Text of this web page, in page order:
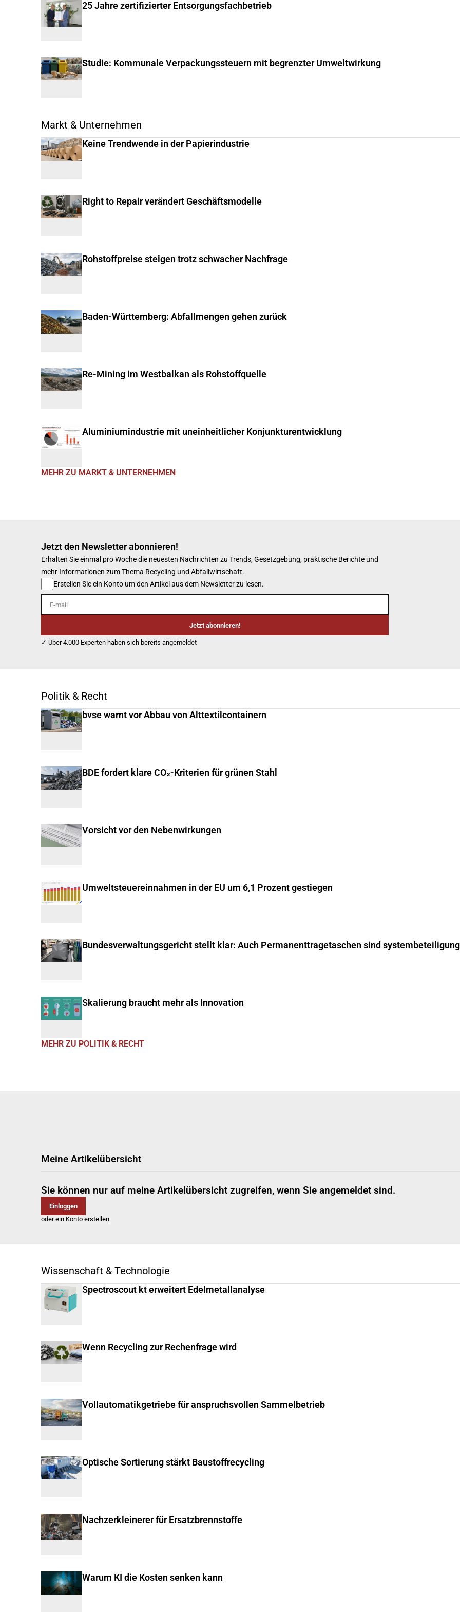
25 Jahre zertifizierter Entsorgungsfachbetrieb
Studie: Kommunale Verpackungssteuern mit begrenzter Umweltwirkung
Markt & Unternehmen
Keine Trendwende in der Papierindustrie
Right to Repair verändert Geschäftsmodelle
Rohstoffpreise steigen trotz schwacher Nachfrage
Baden-Württemberg: Abfallmengen gehen zurück
Re-Mining im Westbalkan als Rohstoffquelle
Aluminiumindustrie mit uneinheitlicher Konjunkturentwicklung
MEHR ZU MARKT & UNTERNEHMEN
Jetzt den Newsletter abonnieren!
Erhalten Sie einmal pro Woche die neuesten Nachrichten zu Trends, Gesetzgebung, praktische Berichte und
mehr Informationen zum Thema Recycling und Abfallwirtschaft.
Erstellen Sie ein Konto um den Artikel aus dem Newsletter zu lesen.
E-mail
Jetzt abonnieren!
✓ Über 4.000 Experten haben sich bereits angemeldet
Politik & Recht
bvse warnt vor Abbau von Alttextilcontainern
BDE fordert klare CO₂-Kriterien für grünen Stahl
Vorsicht vor den Nebenwirkungen
Umweltsteuereinnahmen in der EU um 6,1 Prozent gestiegen
Bundesverwaltungsgericht stellt klar: Auch Permanenttragetaschen sind
Skalierung braucht mehr als Innovation
MEHR ZU POLITIK & RECHT
Meine Artikelübersicht
Sie können nur auf meine Artikelübersicht zugreifen, wenn Sie angemeldet sind.
Einloggen
oder ein Konto erstellen
Wissenschaft & Technologie
Spectroscout kt erweitert Edelmetallanalyse
Wenn Recycling zur Rechenfrage wird
Vollautomatikgetriebe für anspruchsvollen Sammelbetrieb
Optische Sortierung stärkt Baustoffrecycling
Nachzerkleinerer für Ersatzbrennstoffe
Warum KI die Kosten senken kann